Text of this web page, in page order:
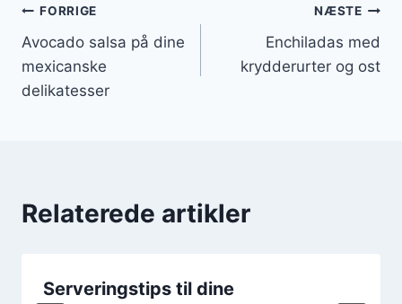
Indlægsnavigation
FORRIGE
Avocado salsa på dine
mexicanske
delikatesser
NÆSTE
Enchiladas med
krydderurter og ost
Relaterede artikler
Serveringstips til dine